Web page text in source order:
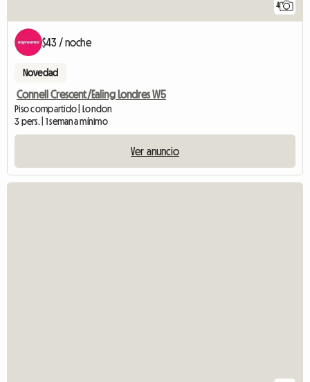
4
$43 / noche
Novedad
Connell Crescent/Ealing Londres W5
Piso compartido | London
3 pers. | 1 semana mínimo
Ver anuncio